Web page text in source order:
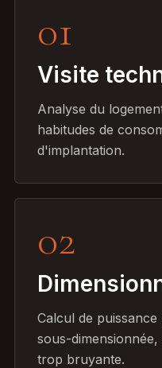
01
Visite
Analyse du
habitudes de
d'implantation.
02
Calcul de
sous-
trop bruyante.